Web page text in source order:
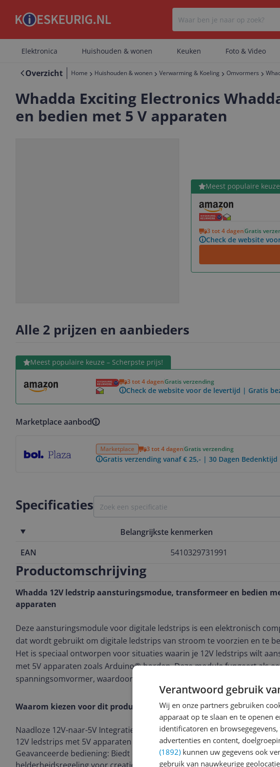
Er zijn
Elektronica Huishouden & wonen Keuken Foto & Video
Overzicht Home Huishouden & wonen Verwarming & Koeling Omvormers
Whadda Exciting Electronics
en bedien met 5 V apparaten
Meest populaire
3 tot 4 dagenGratis
Check de website
Bekijk product
Alle 2 prijzen en aanbieders
Meest populaire keuze – Scherpste prijs!
3 tot 4 dagenGratis verzending
Check de website voor de levertijd | Gratis
Bekijk product
Marketplace aanbod
Marketplace 3 tot 4 dagenGratis verzending
Gratis verzending vanaf € 25,- | 30 Dagen Bedenktijd
Specificaties
Belangrijkste kenmerken
EAN
5410329731991
Productomschrijving
Whadda 12V ledstrip aansturingsmodue, transformeer en bedien
apparaten
Deze aansturingsmodule voor digitale ledstrips is een elektronisch
dat wordt gebruikt om digitale ledstrips van stroom te voorzien en te
Het is speciaal ontworpen voor situaties waarin je 12V ledstrips wilt
met 5V apparaten zoals Arduino®-borden. Deze module fungeert als
spanningsomvormer, waardoor je de ledstrips gemakkelijk kunt
Waarom kiezen voor dit product?
Naadloze 12V-naar-5V Integratie: Eenvoudige omzetting voor het
12V ledstrips met 5V apparaten zoals Arduino®.
Geavanceerde bediening: Biedt dynamische lichteffecten, kleurvariaties
Verantwoord gebruik
Wij en onze partners gebruiken
apparaat op te slaan en te openen
identificatoren en
advertenties en content,
(1892) kunnen uw gegevens ook
gebruik van nauwkeurige